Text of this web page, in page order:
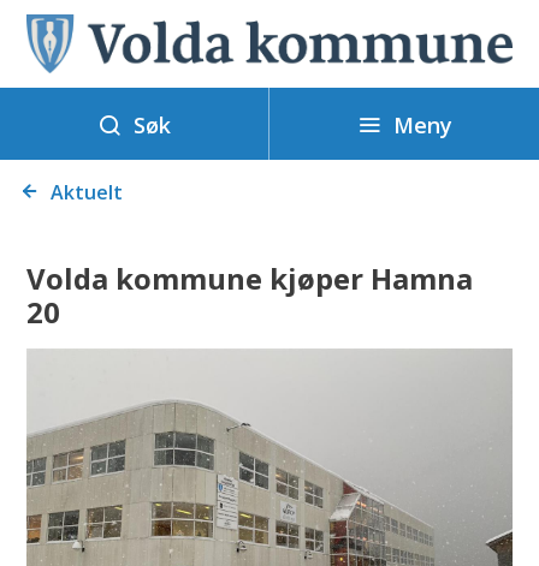
V
o
l
a
Søk Meny
Du Aktuelt
Volda kommune kjøper Hamna
20